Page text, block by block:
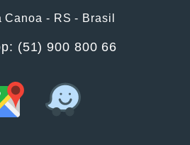
Canoa - RS - Brasil
(51) 900 800 66